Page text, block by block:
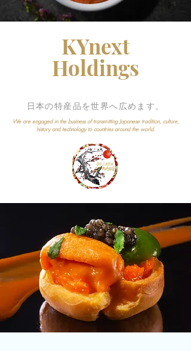
KYnext
Holdings
​日本の特産品を世界へ広めます。
We are engaged in the business of transmitting Japanese tradition, culture,
history and technology to countries around the world.